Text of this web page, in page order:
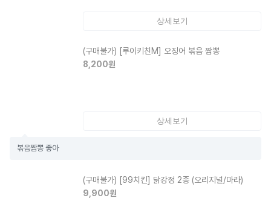
상세보기
(구매불가) [루이키친M] 오징어 볶음 짬뽕
8,200원
상세보기
볶음짬뽕 좋아
(구매불가) [99치킨] 닭강정 2종 (오리지널/마라)
9,900원